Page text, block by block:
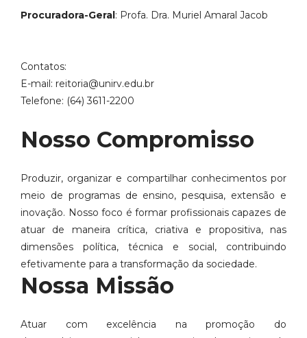
Procuradora-Geral: Profa. Dra. Muriel Amaral Jacob
Contatos:
E-mail: reitoria@unirv.edu.br
Telefone: (64) 3611-2200
Nosso Compromisso
Produzir, organizar e compartilhar conhecimentos por
meio de programas de ensino, pesquisa, extensão e
inovação. Nosso foco é formar profissionais capazes de
atuar de maneira crítica, criativa e propositiva, nas
dimensões política, técnica e social, contribuindo
efetivamente para a transformação da sociedade.
Nossa Missão
Atuar com excelência na promoção do